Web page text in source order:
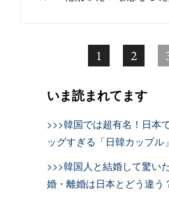
1 2
いま読まれてます
>>>韓国では超有名！日本
ッグすぎる「日韓カップル」
>>>韓国人と結婚して驚い
婚・離婚は日本とどう違う